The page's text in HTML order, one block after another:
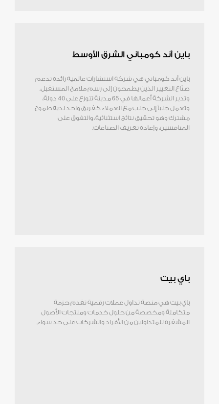
باين آند كومباني الشرق الأوسط
باين آند كومباني هي شركة استشارات عالمية رائدة تدعم
صنّاع التغيير الذين يطمحون إلى رسم ملامح المستقبل.
وتدير الشركة أعمالها في 65 مدينة تتوزع على 40 دولة،
وتعمل جنباً إلى جنب مع العملاء كفريق واحد لديه طموح
مشترك وهو تحقيق نتائج استثنائية، والتفوق على
المنافسين، وإعادة تعريف الصناعات.
باي بيت
باي بيت هي منصة تداول عملات رقمية تقدم حزمة
متكاملة ومخصصة من حلول خدمات ومنتجات الأصول
المشفرة للمتداولين من الأفراد والشركات على حد سواء.